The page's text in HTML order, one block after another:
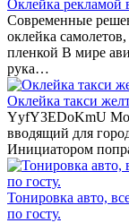
Оклейка рекламой
Современные
оклейка
пленкой В мире
рука…
Оклейка такси
YyfY3EDoKmU
вводящий для
Инициатором
Тонировка авто,
по госту.